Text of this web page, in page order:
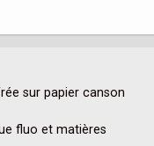
sur papier canson
fluo et matières